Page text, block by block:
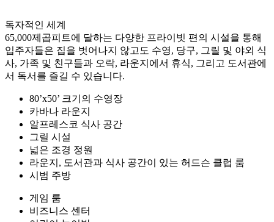
독자적인 세계
65,000제곱피트에 달하는 다양한 프라이빗 편의 시설을 통해
입주자들은 집을 벗어나지 않고도 수영, 당구, 그릴 및 야외 식
사, 가족 및 친구들과 오락, 라운지에서 휴식, 그리고 도서관에
서 독서를 즐길 수 있습니다.
80’x50’ 크기의 수영장
카바나 라운지
알프레스코 식사 공간
그릴 시설
넓은 조경 정원
라운지, 도서관과 식사 공간이 있는 허드슨 클럽 룸
시범 주방
게임 룸
비즈니스 센터